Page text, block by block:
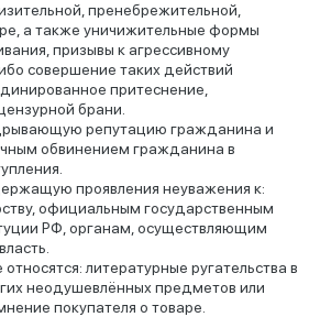
пренебрежительной,
а также уничижительные формы
призывы к агрессивному
совершение таких действий
притеснение,
брани.
репутацию гражданина и
обвинением гражданина в
проявления неуважения к:
официальным государственным
РФ, органам, осуществляющим
литературные ругательства в
неодушевлённых предметов или
покупателя о товаре.